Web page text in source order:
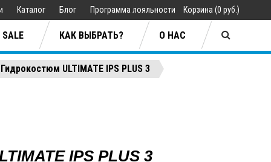
Каталог Блог Программа лояльности Корзина (0 руб. )
Одежда
Одежда
SALE КАК ВЫБРАТЬ? О НАС
Гидрокостюм ULTIMATE IPS PLUS 3
IPS PLUS 3